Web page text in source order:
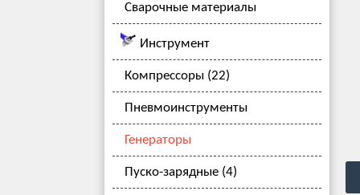
Сварочные материалы
Инструмент
Компрессоры (22)
Пневмоинструменты
Генераторы
Пуско-зарядные (4)